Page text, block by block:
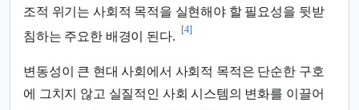
조적 위기는 사회적 목적을 실현해야 할 필요성을 뒷받
침하는 주요한 배경이 된다.
[4]
변동성이 큰 현대 사회에서 사회적 목적은 단순한 구호
에 그치지 않고 실질적인 사회 시스템의 변화를 이끌어